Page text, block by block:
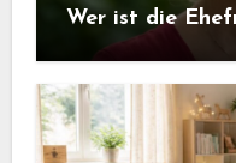
Wer ist die